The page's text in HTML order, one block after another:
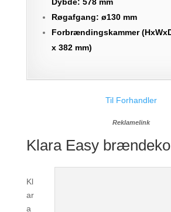
Dybde: 578 mm
Røgafgang: ø130 mm
Forbrændingskammer
x 382 mm)
Til Forhandler
Reklamelink
Klara Easy
Kl
ar
a